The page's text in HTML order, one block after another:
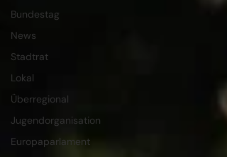
Bundestag
News
Stadtrat
Lokal
Überregional
Jugendorganisation
Europaparlament